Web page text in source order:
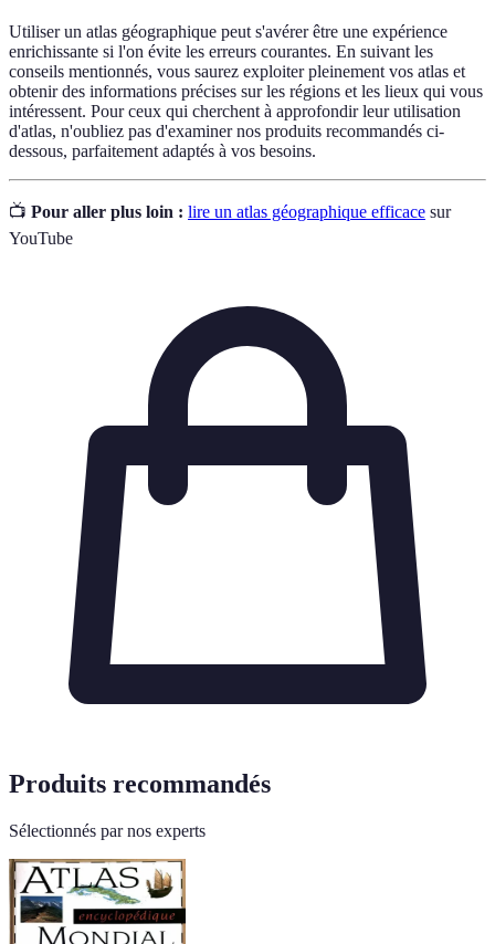
Utiliser un atlas géographique peut s'avérer être une expérience
enrichissante si l'on évite les erreurs courantes. En suivant les
conseils mentionnés, vous saurez exploiter pleinement vos atlas et
obtenir des informations précises sur les régions et les lieux qui vous
intéressent. Pour ceux qui cherchent à approfondir leur utilisation
d'atlas, n'oubliez pas d'examiner nos produits recommandés ci-
dessous, parfaitement adaptés à vos besoins.
📺 Pour aller plus loin : lire un atlas géographique efficace sur
YouTube
Produits recommandés
Sélectionnés par nos experts